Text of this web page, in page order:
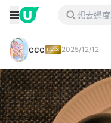
ccc 2025/12/12